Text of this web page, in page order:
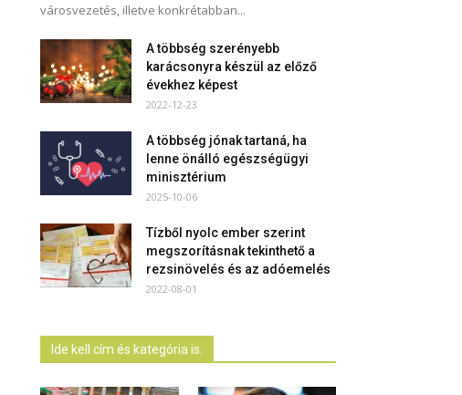
városvezetés, illetve konkrétabban...
A többség szerényebb
karácsonyra készül az előző
évekhez képest
2022-12-23
A többség jónak tartaná, ha
lenne önálló egészségügyi
minisztérium
2025-10-06
Tízből nyolc ember szerint
megszorításnak tekinthető a
rezsinövelés és az adóemelés
2022-08-01
Ide kell cím és kategória is.